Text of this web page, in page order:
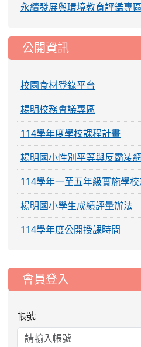
永續發展與環境教育評鑑專區
公開資訊
校園食材登錄平台
楊明校務會議專區
114學年度學校課程計畫
楊明國小性別平等與反霸凌網
114學年一至五年級實施學
楊明國小學生成績評量辦法
114學年度公開授課時間
::: 會員登入
帳號